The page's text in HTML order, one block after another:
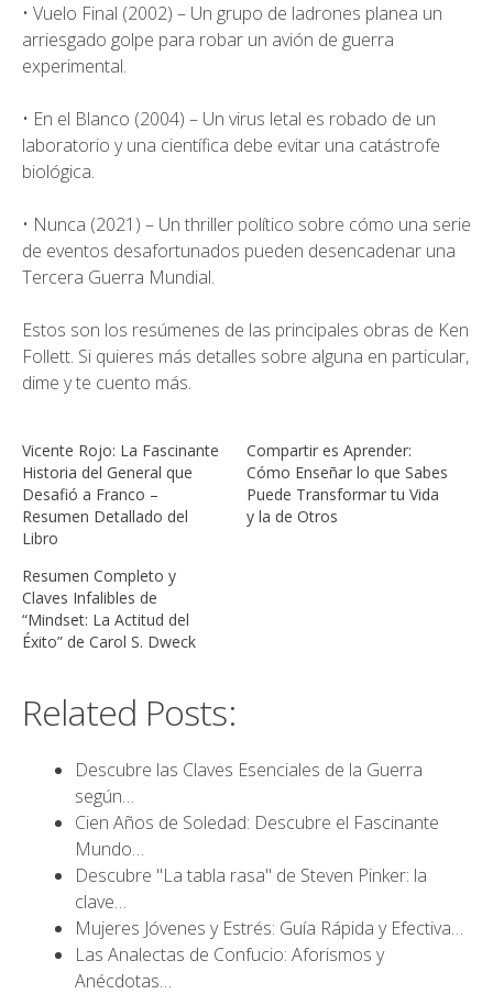
• Vuelo Final (2002) – Un grupo de ladrones planea un
arriesgado golpe para robar un avión de guerra
experimental.
• En el Blanco (2004) – Un virus letal es robado de un
laboratorio y una científica debe evitar una catástrofe
biológica.
• Nunca (2021) – Un thriller político sobre cómo una serie
de eventos desafortunados pueden desencadenar una
Tercera Guerra Mundial.
Estos son los resúmenes de las principales obras de Ken
Follett. Si quieres más detalles sobre alguna en particular,
dime y te cuento más.
Vicente Rojo: La Fascinante
Historia del General que
Desafió a Franco –
Resumen Detallado del
Libro
Compartir es Aprender:
Cómo Enseñar lo que Sabes
Puede Transformar tu Vida
y la de Otros
Resumen Completo y
Claves Infalibles de
“Mindset: La Actitud del
Éxito” de Carol S. Dweck
Related Posts:
Descubre las Claves Esenciales de la Guerra
según…
Cien Años de Soledad: Descubre el Fascinante
Mundo…
Descubre "La tabla rasa" de Steven Pinker: la
clave…
Mujeres Jóvenes y Estrés: Guía Rápida y Efectiva…
Las Analectas de Confucio: Aforismos y
Anécdotas…